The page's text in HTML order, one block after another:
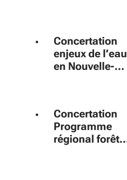
Concertation
enjeux de l’eau
en Nouvelle-
Concertation
Programme
régional forêt